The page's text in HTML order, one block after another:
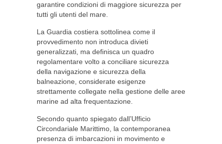
garantire condizioni di maggiore sicurezza per
tutti gli utenti del mare.
La Guardia costiera sottolinea come il
provvedimento non introduca divieti
generalizzati, ma definisca un quadro
regolamentare volto a conciliare sicurezza
della navigazione e sicurezza della
balneazione, considerate esigenze
strettamente collegate nella gestione delle aree
marine ad alta frequentazione.
Secondo quanto spiegato dall’Ufficio
Circondariale Marittimo, la contemporanea
presenza di imbarcazioni in movimento e